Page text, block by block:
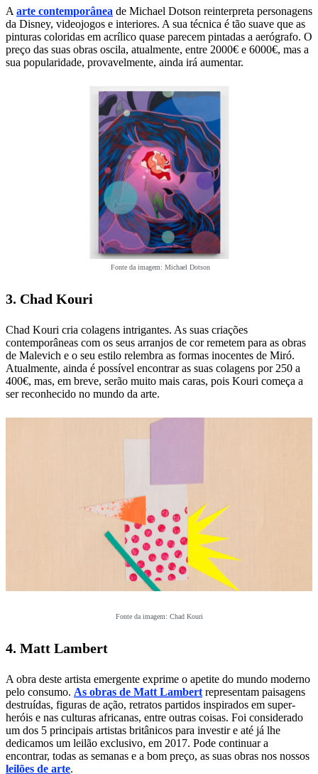
A arte contemporânea de Michael Dotson reinterpreta personagens
da Disney, videojogos e interiores. A sua técnica é tão suave que as
pinturas coloridas em acrílico quase parecem pintadas a aerógrafo. O
preço das suas obras oscila, atualmente, entre 2000€ e 6000€, mas a
sua popularidade, provavelmente, ainda irá aumentar.
Fonte da imagem: Michael Dotson
3. Chad Kouri
Chad Kouri cria colagens intrigantes. As suas criações
contemporâneas com os seus arranjos de cor remetem para as obras
de Malevich e o seu estilo relembra as formas inocentes de Miró.
Atualmente, ainda é possível encontrar as suas colagens por 250 a
400€, mas, em breve, serão muito mais caras, pois Kouri começa a
ser reconhecido no mundo da arte.
Fonte da imagem: Chad Kouri
4. Matt Lambert
A obra deste artista emergente exprime o apetite do mundo moderno
pelo consumo. As obras de Matt Lambert representam paisagens
destruídas, figuras de ação, retratos partidos inspirados em super-
heróis e nas culturas africanas, entre outras coisas. Foi considerado
um dos 5 principais artistas britânicos para investir e até já lhe
dedicamos um leilão exclusivo, em 2017. Pode continuar a
encontrar, todas as semanas e a bom preço, as suas obras nos nossos
leilões de arte.